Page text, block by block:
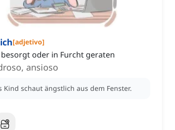
[adjetivo]
besorgt oder in Furcht geraten
ansioso
Kind schaut ängstlich aus dem Fenster.